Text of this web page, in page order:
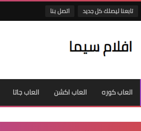
تابعنا ليصلك كل جديد اتصل بنا
الرئيسية
العاب كوره العاب اكشن العاب جاتا